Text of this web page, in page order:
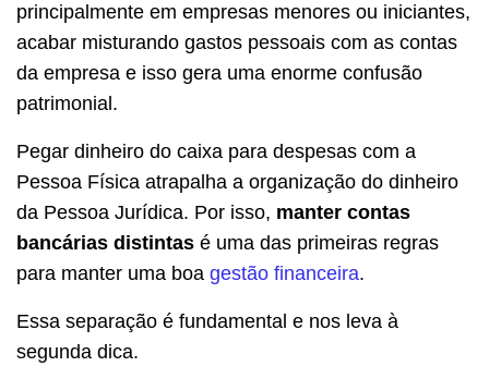
principalmente em empresas menores ou iniciantes,
acabar misturando gastos pessoais com as contas
da empresa e isso gera uma enorme confusão
patrimonial.
Pegar dinheiro do caixa para despesas com a
Pessoa Física atrapalha a organização do dinheiro
da Pessoa Jurídica. Por isso, manter contas
bancárias distintas é uma das primeiras regras
para manter uma boa gestão financeira.
Essa separação é fundamental e nos leva à
segunda dica.